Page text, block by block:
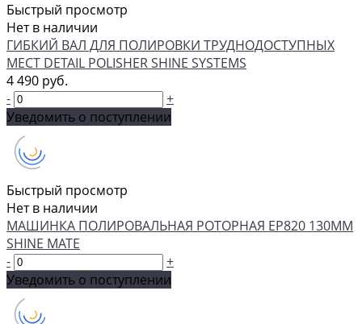
Быстрый просмотр
Нет в наличии
ГИБКИЙ ВАЛ ДЛЯ ПОЛИРОВКИ ТРУДНОДОСТУПНЫХ
МЕСТ DETAIL POLISHER SHINE SYSTEMS
4 490 руб.
-
+
Уведомить о поступлении
Быстрый просмотр
Нет в наличии
МАШИНКА ПОЛИРОВАЛЬНАЯ РОТОРНАЯ EP820 130ММ
SHINE MATE
-
+
Уведомить о поступлении